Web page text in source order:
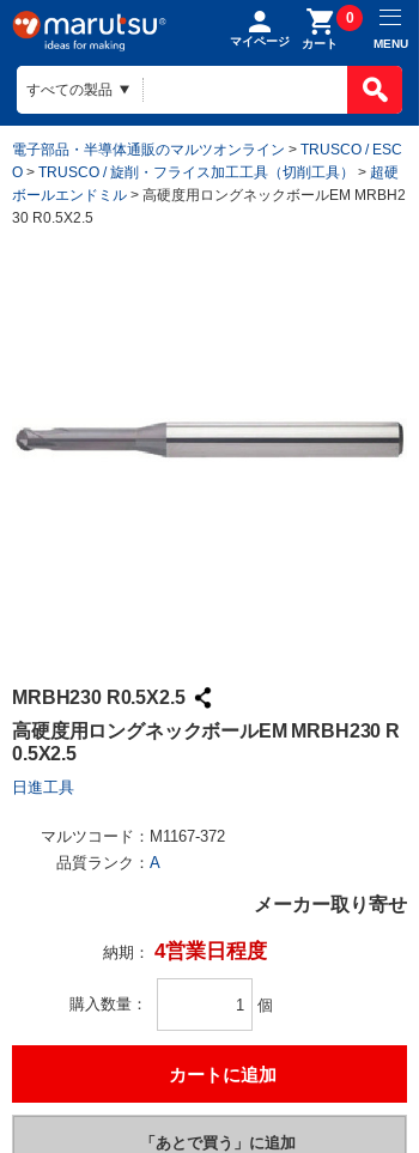
マイページ カート
0
MENU
電子部品・半導体通販のマルツオンライン > TRUSCO / ESC
O > TRUSCO / 旋削・フライス加工工具（切削工具） > 超硬
ボールエンドミル > 高硬度用ロングネックボールEM MRBH2
30 R0.5X2.5
MRBH230 R0.5X2.5
高硬度用ロングネックボールEM MRBH230 R
0.5X2.5
日進工具
マルツコード： M1167-372
品質ランク： A
メーカー取り寄せ
納期： 4営業日程度
購入数量 個